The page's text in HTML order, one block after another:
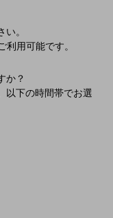
。
利用可能です。
か？
以下の時間帯でお選